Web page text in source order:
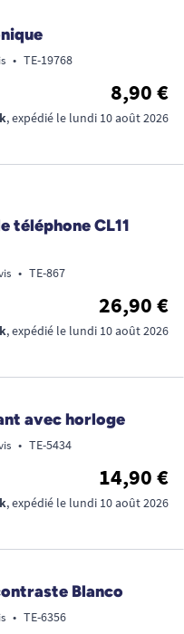
• TE-19768
8,90 €
, expédié le lundi 10 août 2026
téléphone CL11
• TE-867
26,90 €
, expédié le lundi 10 août 2026
avec horloge
• TE-5434
14,90 €
, expédié le lundi 10 août 2026
Blanco
• TE-6356